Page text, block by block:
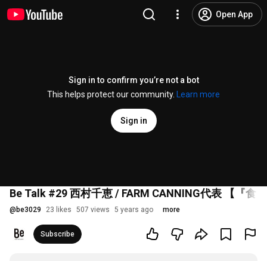
Open App
Sign in to confirm you’re not a bot
This helps protect our community.
Learn more
Sign in
Be Talk #29 西村千恵 / FARM CANNING代表 【『食
@ be3029 23 likes 507 views 5 years ago more
Subscribe